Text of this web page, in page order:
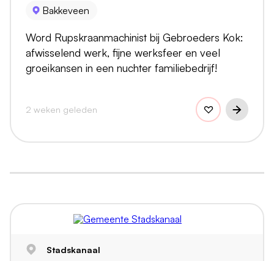
Bakkeveen
Word Rupskraanmachinist bij Gebroeders Kok:
afwisselend werk, fijne werksfeer en veel
groeikansen in een nuchter familiebedrijf!
2 weken geleden
Stadskanaal